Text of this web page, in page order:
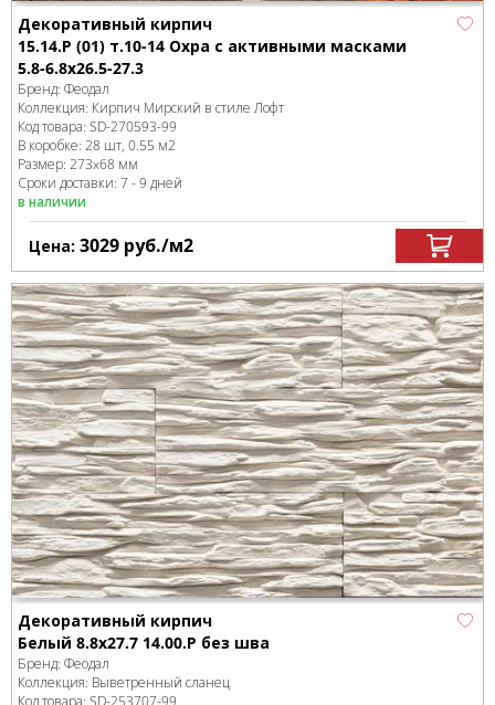
Декоративный кирпич
15.14.Р (01) т.10-14 Охра с активными масками
5.8-6.8x26.5-27.3
Бренд: Феодал
Коллекция: Кирпич Мирский в стиле Лофт
Код товара: SD-270593-99
В коробке: 28 шт, 0.55 м2
Размер: 273x68 мм
Сроки доставки: 7 - 9 дней
в наличии
Цена: 3029 руб./м2
Декоративный кирпич
Белый 8.8x27.7 14.00.Р без шва
Бренд: Феодал
Коллекция: Выветренный сланец
Код товара: SD-253707-99